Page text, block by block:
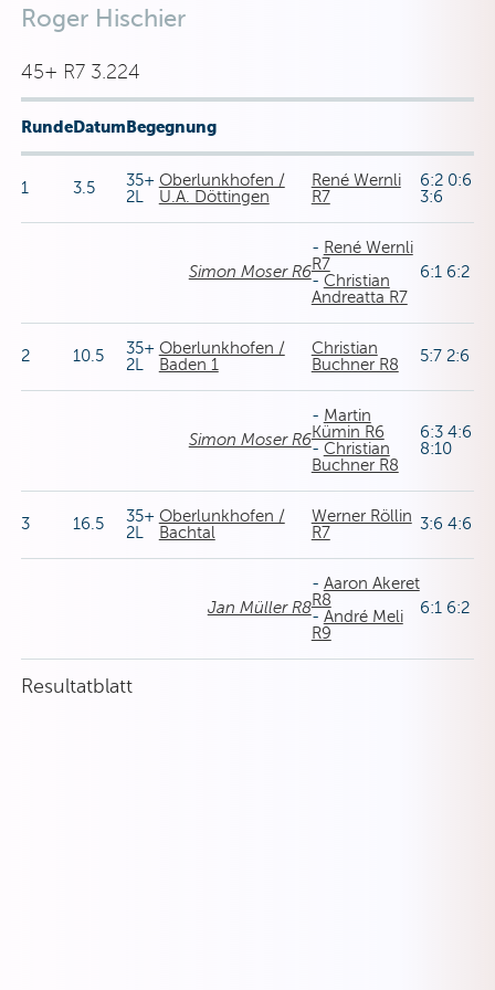
Roger Hischier
45+ R7 3.224
RundeDatumBegegnung
1 3.5
35+
2L
Oberlunkhofen /
U.A. Döttingen
René Wernli
R7
6:2 0:6
3:6
Simon Moser R6
- René Wernli
R7
- Christian
Andreatta R7
6:1 6:2
2 10.5
35+
2L
Oberlunkhofen /
Baden 1
Christian
Buchner R8
5:7 2:6
Simon Moser R6
- Martin
Kümin R6
- Christian
Buchner R8
6:3 4:6
8:10
3 16.5
35+
2L
Oberlunkhofen /
Bachtal
Werner Röllin
R7
3:6 4:6
Jan Müller R8
- Aaron Akeret
R8
- André Meli
R9
6:1 6:2
Resultatblatt